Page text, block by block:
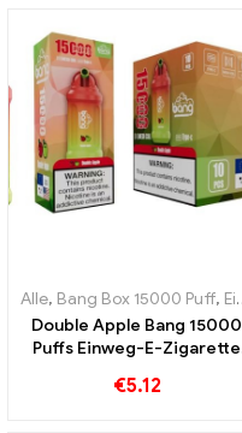
Alle, Bang Box 15000 Puff, Einweg-E-Zigaretten Schweden
Double Apple Bang 15000
Puffs Einweg-E-Zigarette
erleben
€5.12